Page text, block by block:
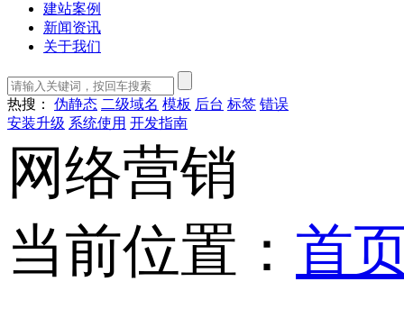
建站案例
新闻资讯
关于我们
热搜： 伪静态 二级域名 模板 后台 标签 错误
安装升级 系统使用 开发指南
网络营销
当前位置： 首